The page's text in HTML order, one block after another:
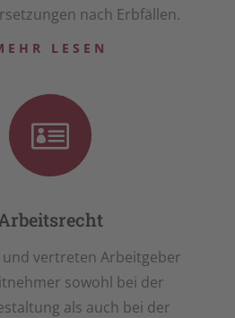
nach Erbfällen.
LESEN

vertreten Arbeitgeber
sowohl bei der
als auch bei der